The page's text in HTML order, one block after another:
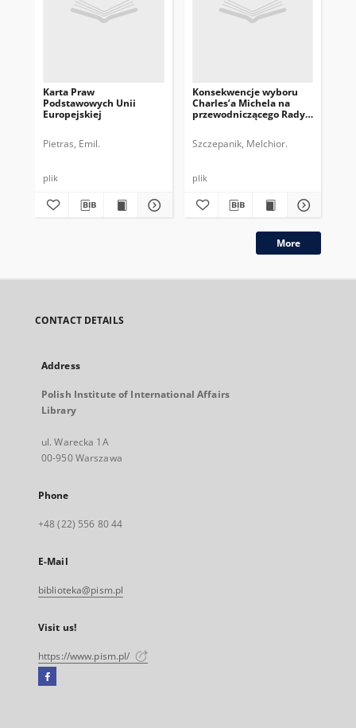
Karta Praw
Podstawowych Unii
Europejskiej
Pietras, Emil.
plik
Konsekwencje wyboru
Charles’a Michela na
przewodniczącego Rady
Szczepanik, Melchior.
plik
More
CONTACT DETAILS
Address
Polish Institute of International Affairs
Library
ul. Warecka 1A
00-950 Warszawa
Phone
+48 (22) 556 80 44
E-Mail
biblioteka@pism.pl
Visit us!
https://www.pism.pl/
Facebook